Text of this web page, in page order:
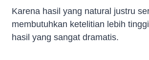
Karena hasil yang natural justru
membutuhkan ketelitian lebih
hasil yang sangat dramatis.